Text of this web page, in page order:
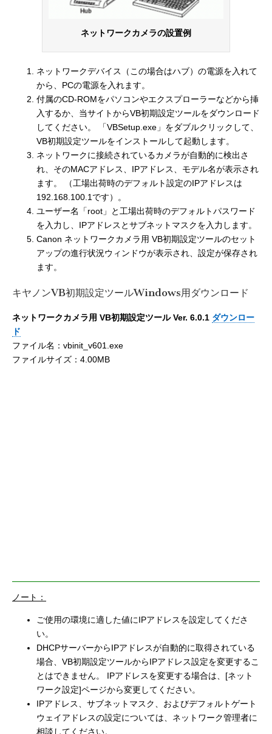
ネットワークカメラの設置例
ネットワークデバイス（この場合はハブ）の電源を入れて
から、PCの電源を入れます。
付属のCD-ROMをパソコンやエクスプローラーなどから挿
入するか、当サイトからVB初期設定ツールをダウンロード
してください。 「VBSetup.exe」をダブルクリックして、
VB初期設定ツールをインストールして起動します。
ネットワークに接続されているカメラが自動的に検出さ
れ、そのMACアドレス、IPアドレス、モデル名が表示され
ます。 （工場出荷時のデフォルト設定のIPアドレスは
192.168.100.1です）。
ユーザー名「root」と工場出荷時のデフォルトパスワード
を入力し、IPアドレスとサブネットマスクを入力します。
Canon ネットワークカメラ用 VB初期設定ツールのセット
アップの進行状況ウィンドウが表示され、設定が保存され
ます。
キヤノンVB初期設定ツールWindows用ダウンロード
ネットワークカメラ用 VB初期設定ツール Ver. 6.0.1 ダウンロー
ド
ファイル名：vbinit_v601.exe
ファイルサイズ：4.00MB
ノート：
ご使用の環境に適した値にIPアドレスを設定してくださ
い。
DHCPサーバーからIPアドレスが自動的に取得されている
場合、VB初期設定ツールからIPアドレス設定を変更するこ
とはできません。 IPアドレスを変更する場合は、[ネット
ワーク設定]ページから変更してください。
IPアドレス、サブネットマスク、およびデフォルトゲート
ウェイアドレスの設定については、ネットワーク管理者に
相談してください。